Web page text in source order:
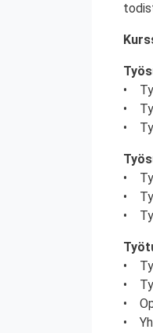
•
•
•
•
•
•
•
•
•
•